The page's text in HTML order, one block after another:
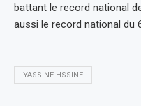
battant le record national
aussi le record national du
YASSINE HSSINE